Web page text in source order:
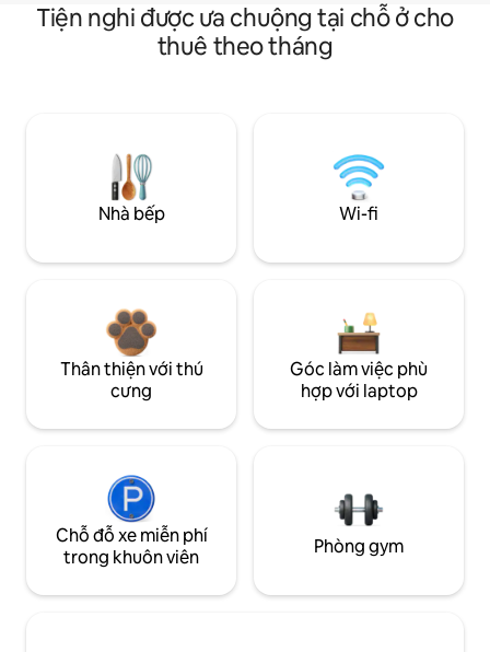
Tiện nghi được ưa chuộng tại chỗ ở cho
thuê theo tháng
Nhà bếp Wi-fi
Thân thiện với thú
cưng
Góc làm việc phù
hợp với laptop
Chỗ đỗ xe miễn phí
trong khuôn viên
Phòng gym